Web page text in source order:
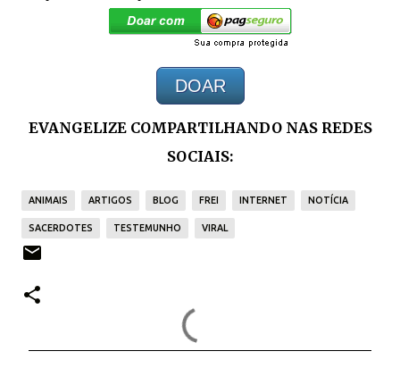
DOAR
EVANGELIZE COMPARTILHANDO NAS REDES
SOCIAIS:
ANIMAIS ARTIGOS BLOG FREI INTERNET NOTÍCIA
SACERDOTES TESTEMUNHO VIRAL